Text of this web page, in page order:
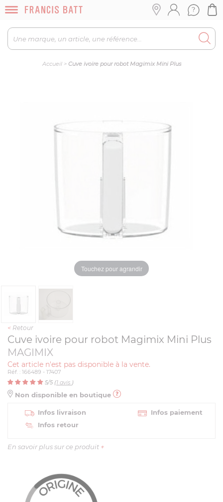
Accueil> Cuve ivoire pour robot Magimix Mini Plus
Touchez pour agrandir
< Retour
Cuve ivoire pour robot Magimix Mini Plus
MAGIMIX
Cet article n'est pas disponible à la vente.
Réf. : 166489 - 17407
5/5 (1 avis )
Non disponible en boutique
Infos livraison
Infos paiement
Infos retour
En savoir plus sur ce produit +